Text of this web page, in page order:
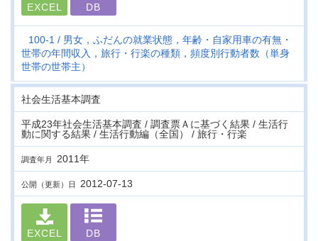
EXCEL DB
100-1
男女，ふだんの就業状態，年齢・自家用車の有無・
世帯の年間収入，旅行・行楽の種類，頻度別行動者数（単身
世帯の世帯主）
社会生活基本調査
平成23年社会生活基本調査 / 調査票Ａに基づく結果 / 生活行
動に関する結果 / 生活行動編（全国） / 旅行・行楽
調査年月 2011年
公開（更新）日 2012-07-13
EXCEL DB